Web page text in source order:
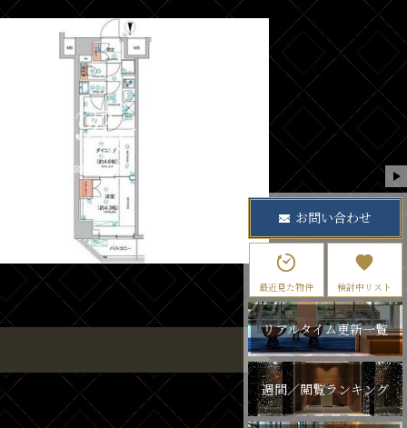
お問い合わせ
最近見た物件 検討中リスト
リアルタイム更新一覧
週間／閲覧ランキング